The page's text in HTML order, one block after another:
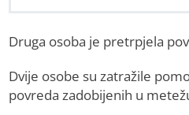
Druga osoba je pretrpjela
Dvije osobe su zatražile
povreda zadobijenih u